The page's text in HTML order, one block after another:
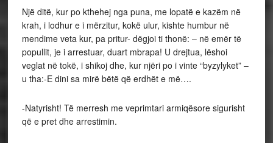
Një ditë, kur po kthehej nga puna, me lopatë e kazëm në
krah, i lodhur e i mërzitur, kokë ulur, kishte humbur në
mendime veta kur, pa pritur- dëgjoi ti thonë: – në emër të
popullit, je i arrestuar, duart mbrapa! U drejtua, lëshoi
veglat në tokë, i shikoj dhe, kur njëri po i vinte “byzylyket” –
u tha:-E dini sa mirë bëtë që erdhët e më….
-Natyrisht! Të merresh me veprimtari armiqësore sigurisht
që e pret dhe arrestimin.